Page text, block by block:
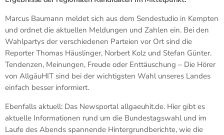
Marcus Baumann meldet sich aus dem Sendestudio in Kempten
und ordnet die aktuellen Meldungen und Zahlen ein. Bei den
Wahlpartys der verschiedenen Parteien vor Ort sind die
Reporter Thomas Häuslinger, Norbert Kolz und Stefan Günter.
Tendenzen, Meinungen, Freude oder Enttäuschung – Die Hörer
von AllgäuHIT sind bei der wichtigsten Wahl unseres Landes
einfach besser informiert.
Ebenfalls aktuell: Das Newsportal allgaeuhit.de. Hier gibt es
aktuelle Informationen rund um die Bundestagswahl und im
Laufe des Abends spannende Hintergrundberichte, wie die